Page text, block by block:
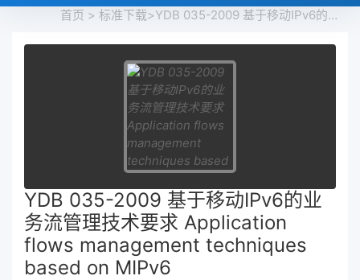
首页 > 标准下载>YDB 035-2009 基于移动IPv6的业务流管理技术要求 Application flows management techniques based on MIPv6免费下载
YDB 035-2009 基于移动IPv6的业
务流管理技术要求 Application
flows management techniques
based on MIPv6